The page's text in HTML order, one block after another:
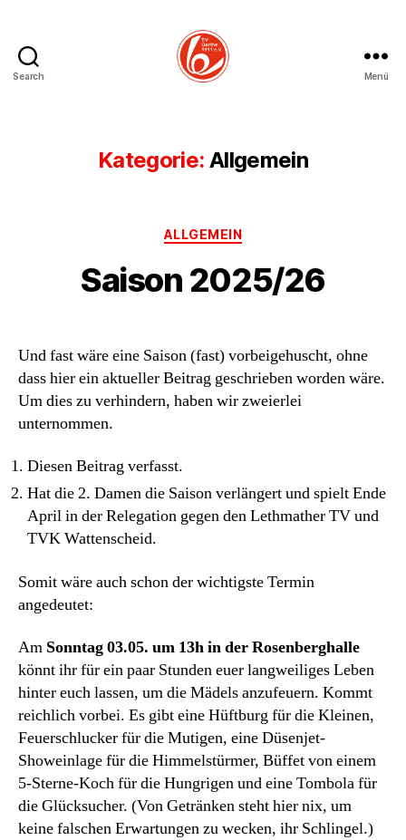
Search Menü
Kategorie: Allgemein
Kategorien
ALLGEMEIN
Saison 2025/26
Und fast wäre eine Saison (fast) vorbeigehuscht, ohne
dass hier ein aktueller Beitrag geschrieben worden wäre.
Um dies zu verhindern, haben wir zweierlei
unternommen.
Diesen Beitrag verfasst.
Hat die 2. Damen die Saison verlängert und spielt Ende
April in der Relegation gegen den Lethmather TV und
TVK Wattenscheid.
Somit wäre auch schon der wichtigste Termin
angedeutet:
Am Sonntag 03.05. um 13h in der Rosenberghalle
könnt ihr für ein paar Stunden euer langweiliges Leben
hinter euch lassen, um die Mädels anzufeuern. Kommt
reichlich vorbei. Es gibt eine Hüftburg für die Kleinen,
Feuerschlucker für die Mutigen, eine Düsenjet-
Showeinlage für die Himmelstürmer, Büffet von einem
5-Sterne-Koch für die Hungrigen und eine Tombola für
die Glücksucher. (Von Getränken steht hier nix, um
keine falschen Erwartungen zu wecken, ihr Schlingel.)